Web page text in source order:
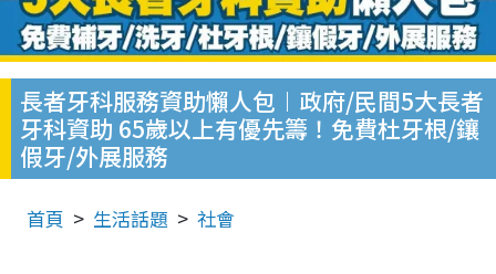
長者牙科服務資助懶人包︱政府/民間5大長者
牙科資助 65歲以上有優先籌！免費杜牙根/鑲
假牙/外展服務
首頁 生活話題 社會